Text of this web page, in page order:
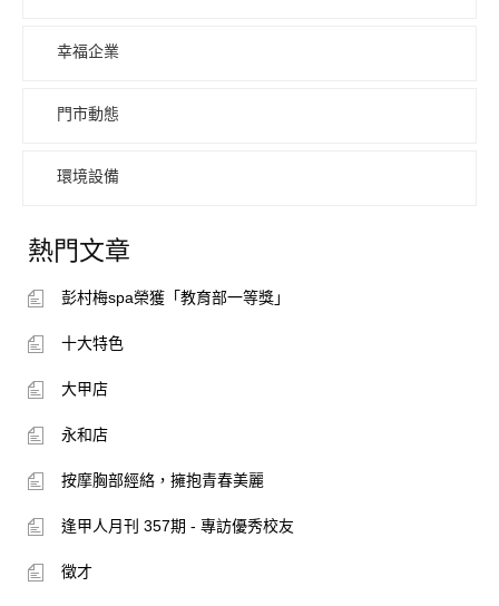
幸福企業
門市動態
環境設備
熱門文章
彭村梅spa榮獲「教育部一等獎」
十大特色
大甲店
永和店
按摩胸部經絡，擁抱青春美麗
逢甲人月刊 357期 - 專訪優秀校友
徵才